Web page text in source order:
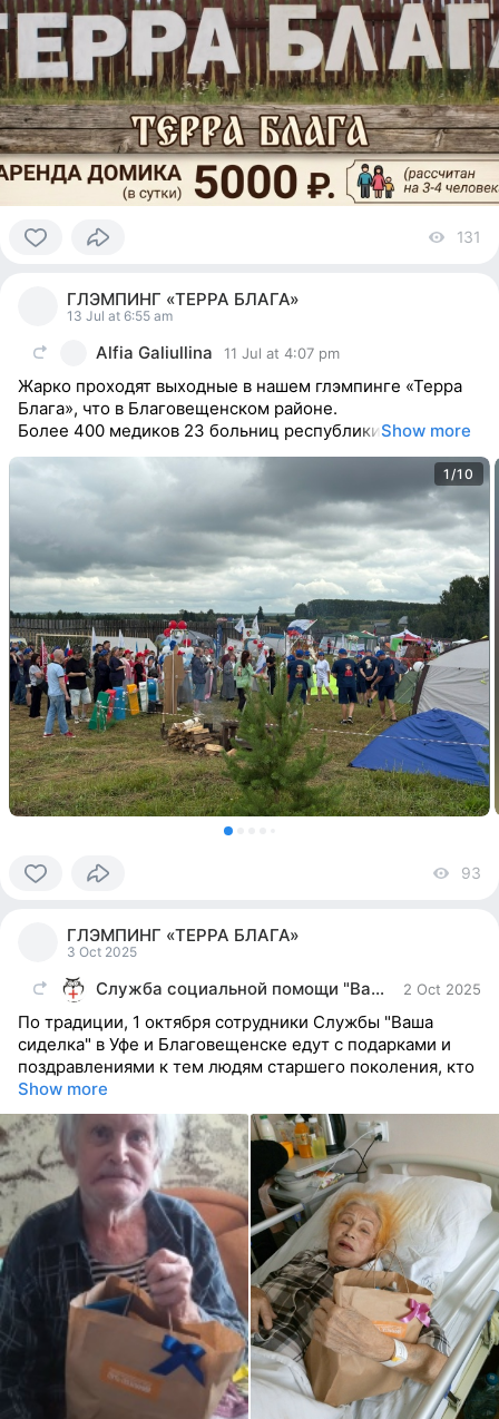
131
ГЛЭМПИНГ «ТЕРРА БЛАГА»
13 Jul at 6:55 am
Alfia Galiullina 11 Jul at 4:07 pm
Жарко проходят выходные в нашем глэмпинге «Терра
Блага», что в Благовещенском районе.
Более 400 медиков 23 больниц республикиShow more
1/10
93
ГЛЭМПИНГ «ТЕРРА БЛАГА»
3 Oct 2025
Служба социальной помощи "Ваша Сиделка" 2 Oct 2025
По традиции, 1 октября сотрудники Службы "Ваша
сиделка" в Уфе и Благовещенске едут с подарками и
поздравлениями к тем людям старшего поколения, кто
Show more